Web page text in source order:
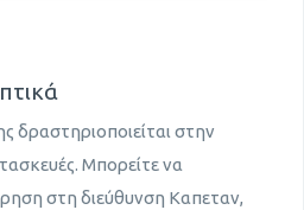
δραστηριοποιείται στην
Μπορείτε να
στη διεύθυνση Καπεταν,